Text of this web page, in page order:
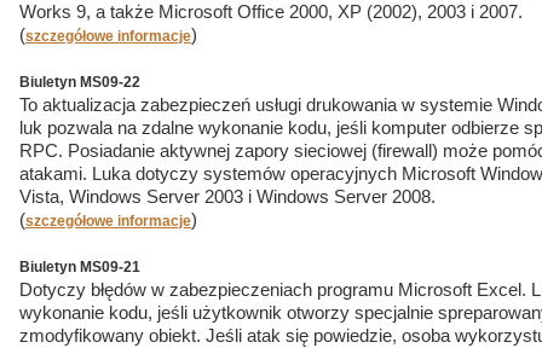
Works 9, a także Microsoft Office 2000, XP (2002), 2003 i 2007.
(szczegółowe informacje)
Biuletyn MS09-22
To aktualizacja zabezpieczeń usługi drukowania w systemie
luk pozwala na zdalne wykonanie kodu, jeśli komputer odbierze
RPC. Posiadanie aktywnej zapory sieciowej (firewall) może
atakami. Luka dotyczy systemów operacyjnych Microsoft
Vista, Windows Server 2003 i Windows Server 2008.
(szczegółowe informacje)
Biuletyn MS09-21
Dotyczy błędów w zabezpieczeniach programu Microsoft Excel.
wykonanie kodu, jeśli użytkownik otworzy specjalnie
zmodyfikowany obiekt. Jeśli atak się powiedzie, osoba